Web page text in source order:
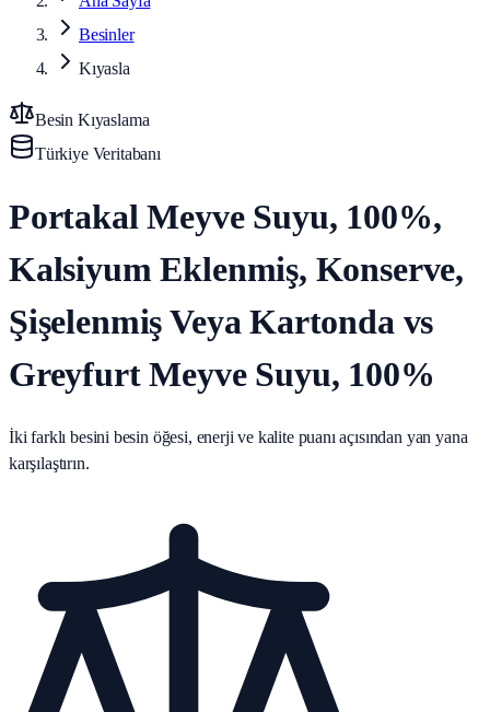
Besinler
Kıyasla
Besin Kıyaslama
Türkiye Veritabanı
Portakal Meyve Suyu, 100%,
Kalsiyum Eklenmiş, Konserve,
Şişelenmiş Veya Kartonda vs
Greyfurt Meyve Suyu, 100%
İki farklı besini besin öğesi, enerji ve kalite puanı açısından yan yana
karşılaştırın.